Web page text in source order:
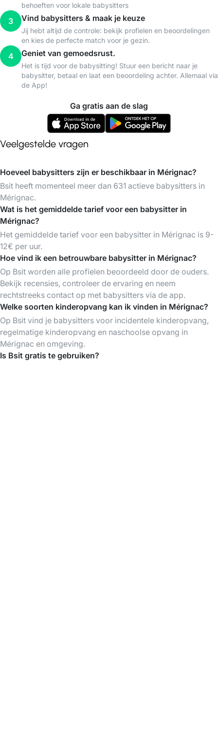
behoeften voor lokale babysitters
3 Vind babysitters & maak je keuze
Jij hebt altijd de controle: bekijk profielen en beoordelingen
en kies de perfecte match voor je gezin.
4 Geniet van gemoedsrust.
Het is tijd voor de babysitting! Stuur een bericht naar je
babysitter, betaal en laat een beoordeling achter. Allemaal via
de App!
Ga gratis aan de slag
Veelgestelde vragen
Hoeveel babysitters zijn er beschikbaar in Mérignac?
Bsit heeft momenteel meer dan 631 actieve babysitters in
Mérignac.
Wat is het gemiddelde tarief voor een babysitter in
Mérignac?
Het gemiddelde tarief voor een babysitter in Mérignac is 9-
12€ per uur.
Hoe vind ik een betrouwbare babysitter in Mérignac?
Op Bsit worden alle profielen beoordeeld door de ouders.
Bekijk recensies, controleer de ervaring en neem
rechtstreeks contact op met babysitters via de app.
Welke soorten kinderopvang kan ik vinden in Mérignac?
Op Bsit vind je babysitters voor incidentele kinderopvang,
regelmatige kinderopvang en naschoolse opvang in
Mérignac en omgeving.
Is Bsit gratis te gebruiken?